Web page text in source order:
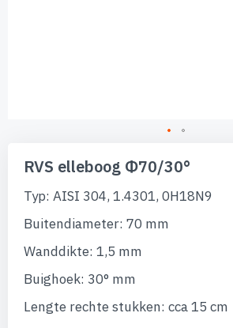
naar
begin
afbeeldingen-
RVS elleboog Φ70/30°
Typ: AISI 304, 1.4301, 0H18N9
Buitendiameter: 70 mm
Wanddikte: 1,5 mm
Buighoek: 30° mm
Lengte rechte stukken: cca 15 cm